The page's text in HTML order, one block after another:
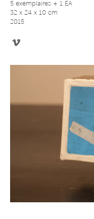
5 exemplaires + 1 EA
32 x 24 x 10 cm
2015